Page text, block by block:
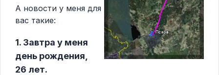
А новости у меня для
вас такие:
1. Завтра у меня
день рождения,
26 лет.